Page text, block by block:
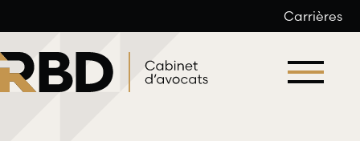
au
contenu
Carrières